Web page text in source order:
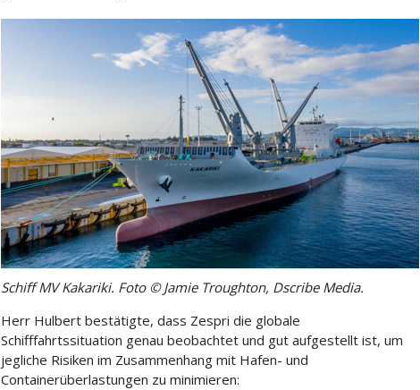
Schiff MV Kakariki. Foto © Jamie Troughton, Dscribe Media.
Herr Hulbert bestätigte, dass Zespri die globale
Schifffahrtssituation genau beobachtet und gut aufgestellt ist, um
jegliche Risiken im Zusammenhang mit Hafen- und
Containerüberlastungen zu minimieren: